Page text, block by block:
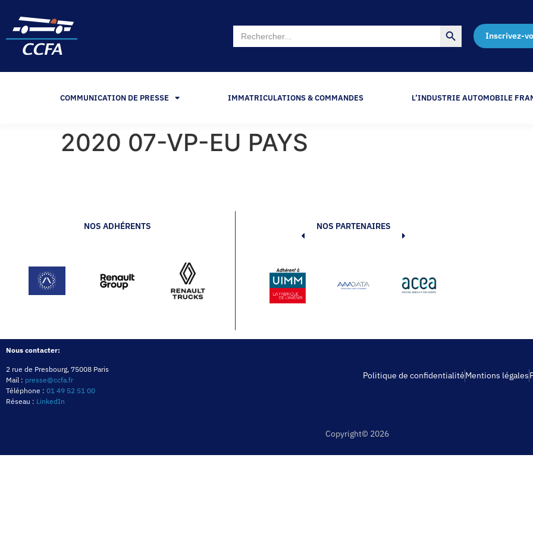
Search
for:
Search Button
Inscrivez-
COMMUNICATION DE PRESSE IMMATRICULATIONS & COMMANDES L’INDUSTRIE AUTOMOBILE
2020 07-VP-EU PAYS
NOS ADHÉRENTS NOS PARTENAIRES
Nous contacter:
2 rue de Presbourg, 75008 Paris
Mail : presse@ccfa.fr
Téléphone : 01 49 52 51 00
Réseau : LinkedIn
Politique de confidentialitéMentions légales
Copyright© 2026